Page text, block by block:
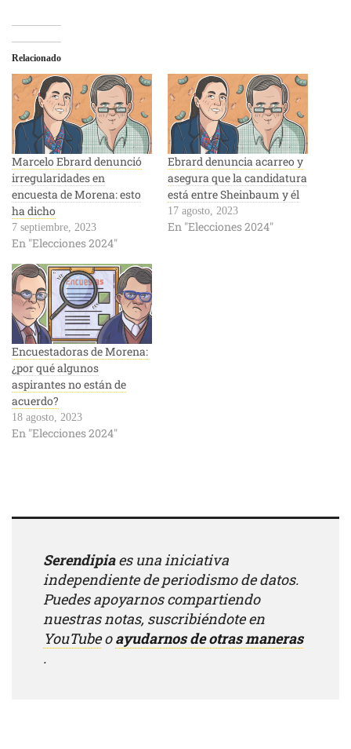
Relacionado
Marcelo Ebrard denunció
irregularidades en
encuesta de Morena: esto
ha dicho
7 septiembre, 2023
En "Elecciones 2024"
Ebrard denuncia acarreo y
asegura que la candidatura
está entre Sheinbaum y él
17 agosto, 2023
En "Elecciones 2024"
Encuestadoras de Morena:
¿por qué algunos
aspirantes no están de
acuerdo?
18 agosto, 2023
En "Elecciones 2024"
Serendipiaes una iniciativa
independiente de periodismo de datos.
Puedes apoyarnos compartiendo
nuestras notas, suscribiéndote en
YouTubeoayudarnos de otras maneras
.